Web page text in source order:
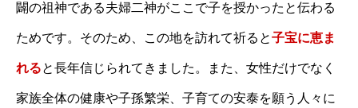
闢の祖神である夫婦二神がここで子を授かったと伝わる
ためです。そのため、この地を訪れて祈ると子宝に恵ま
れると長年信じられてきました。また、女性だけでなく
家族全体の健康や子孫繁栄、子育ての安泰を願う人々に